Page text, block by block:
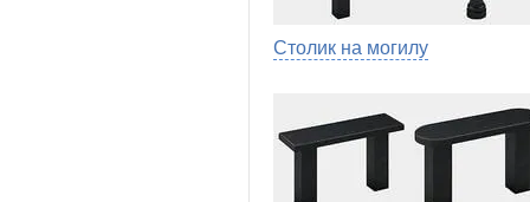
Столик на могилу